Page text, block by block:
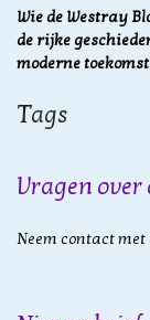
Wie de Westray
de rijke
moderne
Tags
Vragen
Neem contact